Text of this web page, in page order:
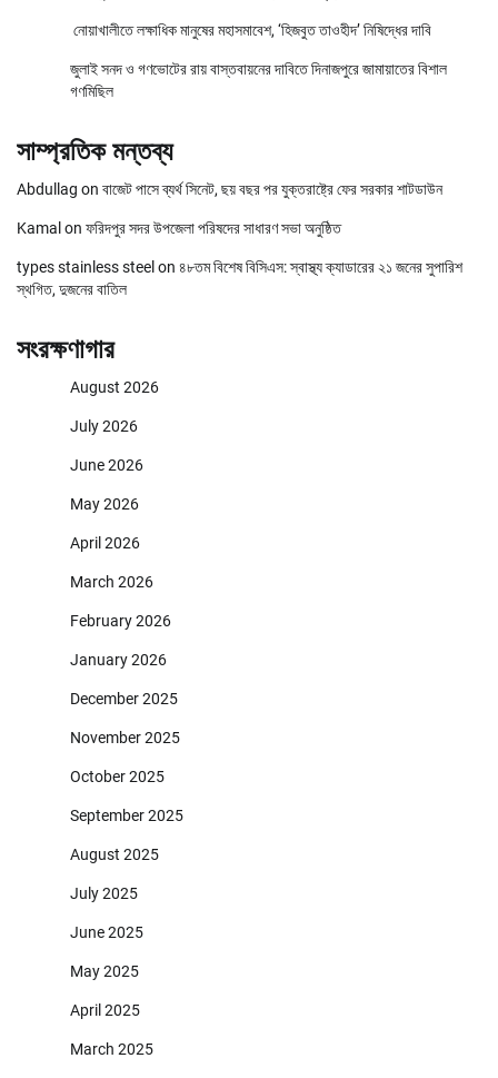
নোয়াখালীতে লক্ষাধিক মানুষের মহাসমাবেশ, ‘হিজবুত তাওহীদ’ নিষিদ্ধের দাবি
জুলাই সনদ ও গণভোটের রায় বাস্তবায়নের দাবিতে দিনাজপুরে জামায়াতের বিশাল
গণমিছিল
সাম্প্রতিক মন্তব্য
Abdullag on বাজেট পাসে ব্যর্থ সিনেট, ছয় বছর পর যুক্তরাষ্ট্রে ফের সরকার শাটডাউন
Kamal on ফরিদপুর সদর উপজেলা পরিষদের সাধারণ সভা অনুষ্ঠিত
types stainless steel on ৪৮তম বিশেষ বিসিএস: স্বাস্থ্য ক্যাডারের ২১ জনের সুপারিশ
স্থগিত, দুজনের বাতিল
সংরক্ষণাগার
August 2026
July 2026
June 2026
May 2026
April 2026
March 2026
February 2026
January 2026
December 2025
November 2025
October 2025
September 2025
August 2025
July 2025
June 2025
May 2025
April 2025
March 2025